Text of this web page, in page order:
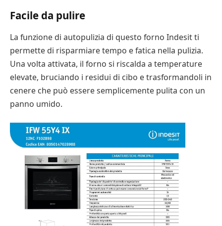
Facile da pulire
La funzione di autopulizia di questo forno Indesit ti
permette di risparmiare tempo e fatica nella pulizia.
Una volta attivata, il forno si riscalda a temperature
elevate, bruciando i residui di cibo e trasformandoli in
cenere che può essere semplicemente pulita con un
panno umido.